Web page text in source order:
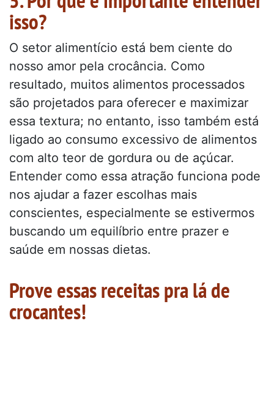
isso?
O setor alimentício está bem ciente do
nosso amor pela crocância. Como
resultado, muitos alimentos processados
são projetados para oferecer e maximizar
essa textura; no entanto, isso também está
ligado ao consumo excessivo de alimentos
com alto teor de gordura ou de açúcar.
Entender como essa atração funciona pode
nos ajudar a fazer escolhas mais
conscientes, especialmente se estivermos
buscando um equilíbrio entre prazer e
saúde em nossas dietas.
Prove essas receitas pra lá de
crocantes!